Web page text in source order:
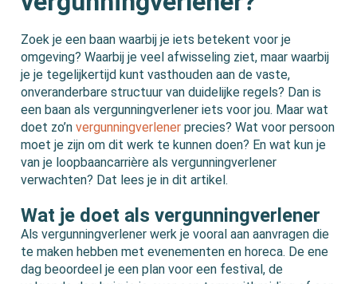
Zoek je een baan waarbij je iets betekent voor je
omgeving? Waarbij je veel afwisseling ziet, maar waarbij
je je tegelijkertijd kunt vasthouden aan de vaste,
onveranderbare structuur van duidelijke regels? Dan is
een baan als vergunningverlener iets voor jou. Maar wat
doet zo’nvergunningverlener precies? Wat voor persoon
moet je zijn om dit werk te kunnen doen? En wat kun je
van je loopbaancarrière als vergunningverlener
verwachten? Dat lees je in dit artikel.
Wat je doet als vergunningverlener
Als vergunningverlener werk je vooral aan aanvragen die
te maken hebben met evenementen en horeca. De ene
dag beoordeel je een plan voor een festival, de